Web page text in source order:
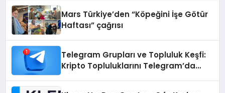
Mars Türkiye’den “Köpeğini İşe Götür
Haftası” çağrısı
Telegram Grupları ve Topluluk Keşfi:
Kripto Topluluklarını Telegram’da